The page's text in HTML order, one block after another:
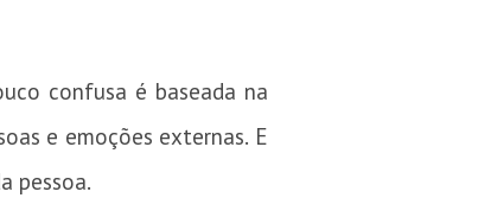
confusa é baseada na
e emoções externas. E
pessoa.